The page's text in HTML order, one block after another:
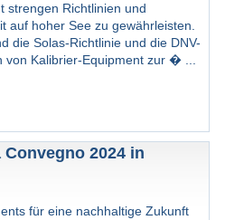
strengen Richtlinien und
auf hoher See zu gewährleisten.
die Solas-Richtlinie und die DNV-
von Kalibrier-Equipment zur � ...
2024 in
für eine nachhaltige Zukunft